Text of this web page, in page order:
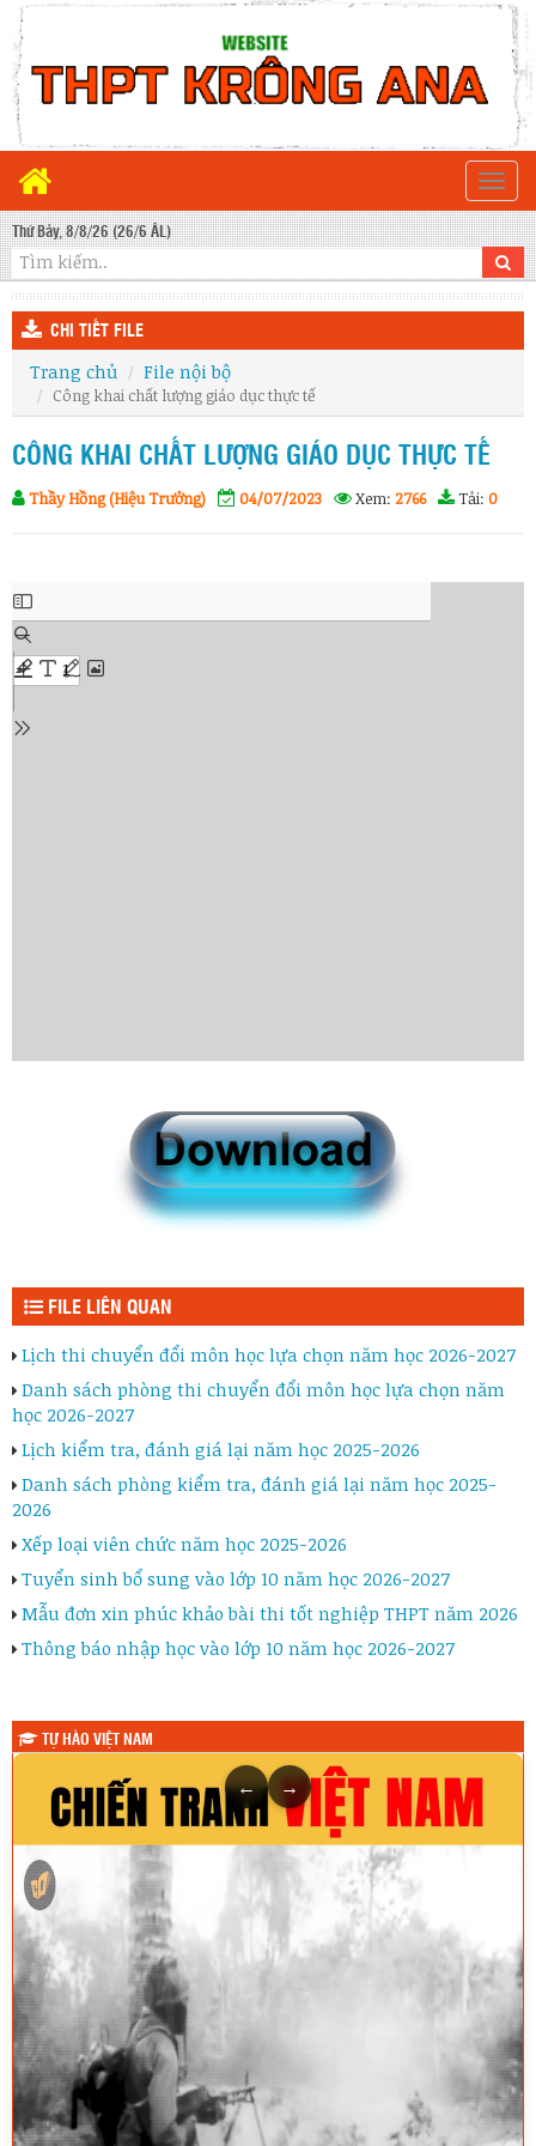
Thứ Bảy, 8/8/26 (26/6 ÂL)
CHI TIẾT FILE
Trang chủ File nội bộ
Công khai chất lượng giáo dục thực tế
CÔNG KHAI CHẤT LƯỢNG GIÁO DỤC THỰC TẾ
Thầy Hồng (Hiệu Trưởng) 04/07/2023 Xem: 2766 Tải: 0
FILE LIÊN QUAN
Lịch thi chuyển đổi môn học lựa chọn năm học 2026-2027
Danh sách phòng thi chuyển đổi môn học lựa chọn năm
học 2026-2027
Lịch kiểm tra, đánh giá lại năm học 2025-2026
Danh sách phòng kiểm tra, đánh giá lại năm học 2025-
2026
Xếp loại viên chức năm học 2025-2026
Tuyển sinh bổ sung vào lớp 10 năm học 2026-2027
Mẫu đơn xin phúc khảo bài thi tốt nghiệp THPT năm 2026
Thông báo nhập học vào lớp 10 năm học 2026-2027
TỰ HÀO VIỆT NAM
← →